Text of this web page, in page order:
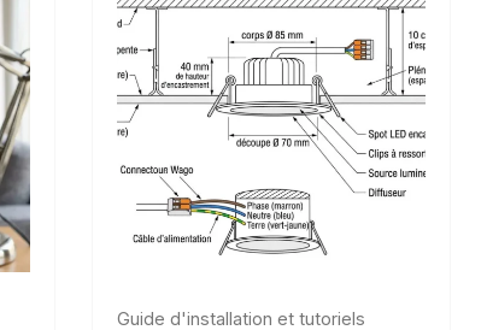
Guide d'installation et tutoriels